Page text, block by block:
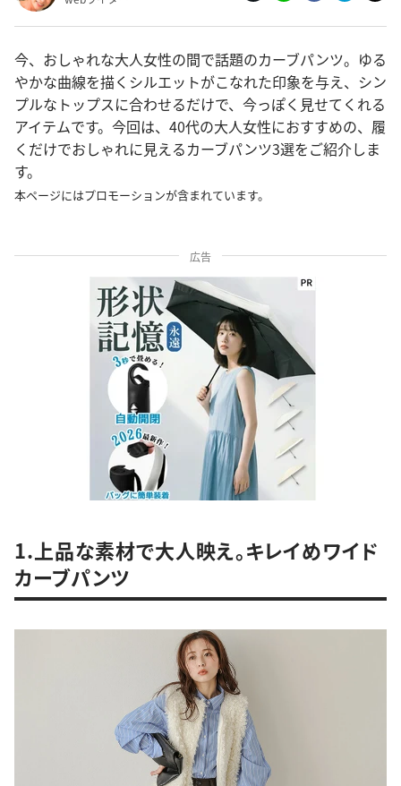
今、おしゃれな大人女性の間で話題のカーブパンツ。ゆる
やかな曲線を描くシルエットがこなれた印象を与え、シン
プルなトップスに合わせるだけで、今っぽく見せてくれる
アイテムです。今回は、40代の大人女性におすすめの、履
くだけでおしゃれに見えるカーブパンツ3選をご紹介しま
す。
本ページにはプロモーションが含まれています。
広告
1.上品な素材で大人映え。キレイめワイド
カーブパンツ